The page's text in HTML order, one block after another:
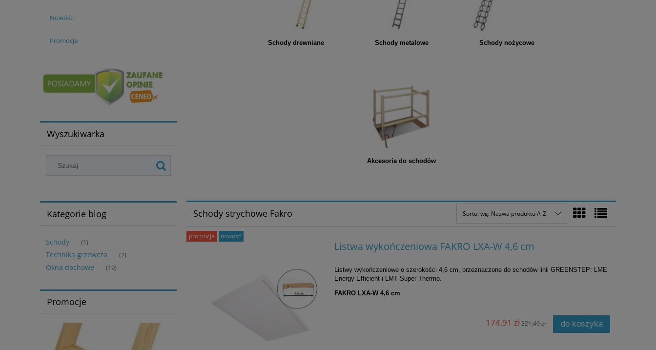
Nowości
Promocje
Wyszukiwarka
Kategorie blog
Schody (1)
Technika grzewcza (2)
Okna dachowe (19)
Promocje
Schody drewniane Schody metalowe Schody nożycowe
Akcesoria do schodów
Schody strychowe Fakro Sortuj wg: Nazwa produktu A-Z
Listwa wykończeniowa FAKRO LXA-W 4,6 cm
Listwy wykończeniowe o szerokości 4,6 cm, przeznaczone do schodów linii GREENSTEP: LME
Energy Efficient i LMT Super Thermo.
FAKRO LXA-W 4,6 cm
174,91 zł221,40 zł do koszyka
promocja nowość